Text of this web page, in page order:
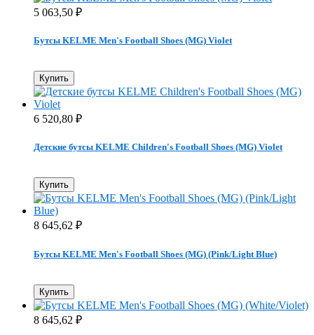
5 063,50 ₽
Бутсы KELME Men's Football Shoes (MG) Violet
Купить
6 520,80 ₽
Детские бутсы KELME Children's Football Shoes (MG) Violet
Купить
8 645,62 ₽
Бутсы KELME Men's Football Shoes (MG) (Pink/Light Blue)
Купить
8 645,62 ₽